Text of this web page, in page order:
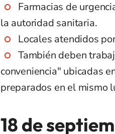
Farmacias de
la autoridad sanitaria.
Locales atendidos
También deben
conveniencia" ubicadas
preparados en el mismo
18 de